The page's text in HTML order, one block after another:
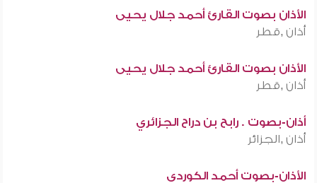
الأذان بصوت القارئ أحمد جلال يحيى
أذان ,قطر
الأذان بصوت القارئ أحمد جلال يحيى
أذان ,قطر
أذان-بصوت . رابح بن دراح الجزائري
أذان ,الجزائر
الأذان-بصوت أحمد الكوردي